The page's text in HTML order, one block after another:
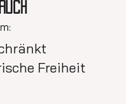
Freiheit